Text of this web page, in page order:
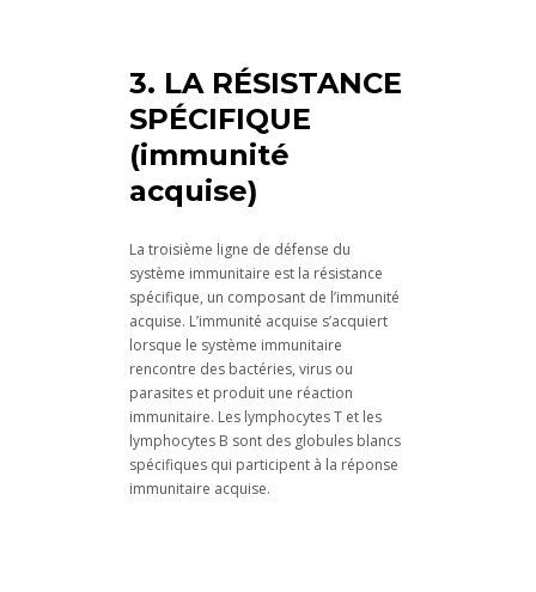
3. LA RÉSISTANCE
SPÉCIFIQUE
(immunité
acquise)
La troisième ligne de défense du
système immunitaire est la résistance
spécifique, un composant de l’immunité
acquise. L’immunité acquise s’acquiert
lorsque le système immunitaire
rencontre des bactéries, virus ou
parasites et produit une réaction
immunitaire. Les lymphocytes T et les
lymphocytes B sont des globules blancs
spécifiques qui participent à la réponse
immunitaire acquise.